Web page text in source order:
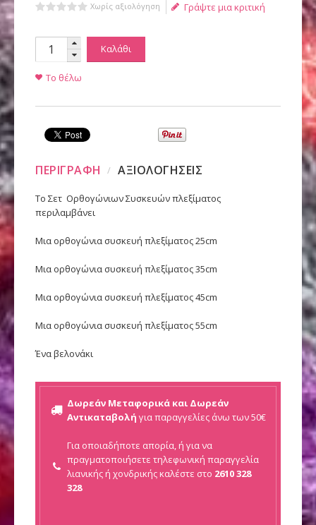
Χωρίς αξιολόγηση Γράψτε μια κριτική
Καλάθι
Το θέλω
ΠΕΡΙΓΡΑΦΗ ΑΞΙΟΛΟΓΗΣΕΙΣ
Το Σετ Ορθογώνιων Συσκευών πλεξίματος
περιλαμβάνει
Μια ορθογώνια συσκευή πλεξίματος 25cm
Μια ορθογώνια συσκευή πλεξίματος 35cm
Μια ορθογώνια συσκευή πλεξίματος 45cm
Μια ορθογώνια συσκευή πλεξίματος 55cm
Ένα βελονάκι
Δωρεάν Μεταφορικά και Δωρεάν
Αντικαταβολή για παραγγελίες άνω των 50€
Για οποιαδήποτε απορία, ή για να
πραγματοποιήσετε τηλεφωνική παραγγελία
λιανικής ή χονδρικής καλέστε στο 2610 328
328